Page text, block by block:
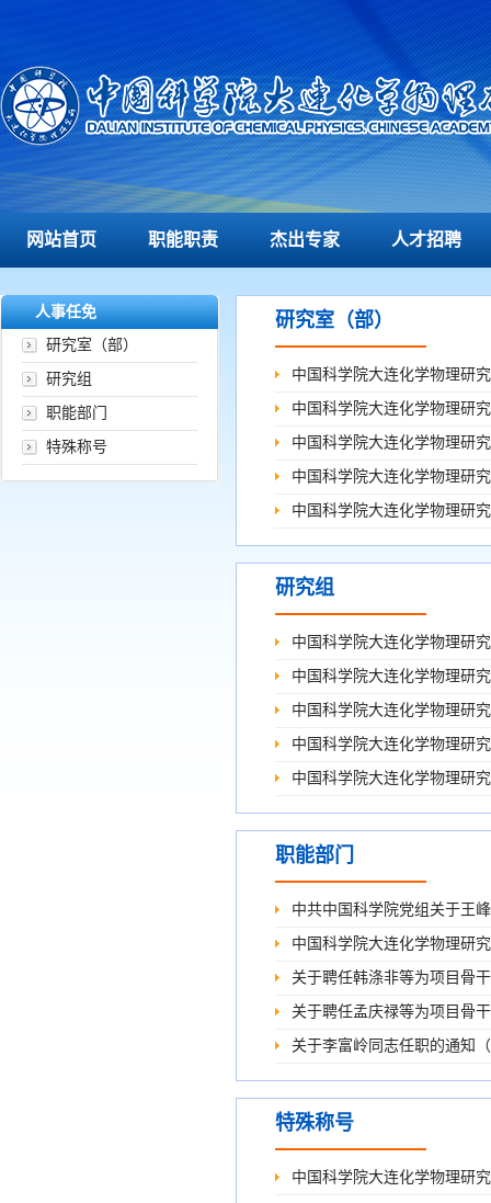
网站首页 职能职责 杰出专家 人才招聘
人事任免
研究室（部）
研究组
职能部门
特殊称号
研究室（部）
中国科学院大连化学物理研
中国科学院大连化学物理研
中国科学院大连化学物理研
中国科学院大连化学物理研
中国科学院大连化学物理研
研究组
中国科学院大连化学物理研
中国科学院大连化学物理研
中国科学院大连化学物理研
中国科学院大连化学物理研
中国科学院大连化学物理研
职能部门
中共中国科学院党组关于王
中国科学院大连化学物理研
关于聘任韩涤非等为项目骨
关于聘任孟庆禄等为项目骨
关于李富岭同志任职的通知
特殊称号
中国科学院大连化学物理研